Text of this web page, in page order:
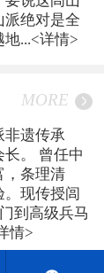
派绝对是全
...<详情>
MORE
非遗传承
。 曾任中
，条理清
。现传授闾
到高级兵马
情>